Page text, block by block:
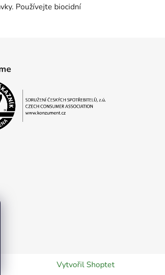
Používejte biocidní
Vytvořil Shoptet